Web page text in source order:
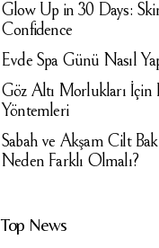
Glow Up in 30 Days:
Confidence
Evde Spa Günü Nasıl
Göz Altı Morlukları İçin
Yöntemleri
Sabah ve Akşam Cilt
Neden Farklı Olmalı?
Top News